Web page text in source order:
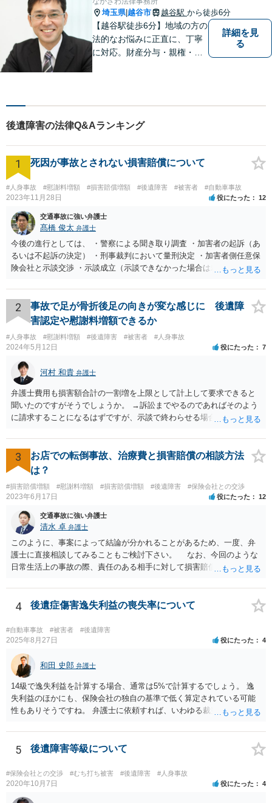
埼玉県|越谷市 越谷駅 から徒歩6分
【越谷駅徒歩6分】地域の方の
法的なお悩みに正直に、丁寧
に対応。財産分与・親権・養
近なお困りごとはお気軽にご
相談ください。
詳細を見
る
後遺障害の法律Q&Aランキング
1 死因が事故とされない損害賠償について
#人身事故 #慰謝料増額 #損害賠償増額 #後遺障害 #被害者 #自動車事故
2023年11月28日 役にたった 12
交通事故に強い弁護士
髙橋 俊太 弁護士
今後の進行としては、 ・警察による聞き取り調査 ・加害者の起訴（あ
るいは不起訴の決定） ・刑事裁判において量刑決定 ・加害者側任意保
険会社と示談交渉 ・示談成立（示談できなかった場合は裁判） となり
加害者に対する処罰感情など尋ねられるはずですので、率直にお答え
になるとよいと思います。
2
事故で足が骨折後足の向きが変な感じに 後遺障
害認定や慰謝料増額できるか
#人身事故 #慰謝料増額 #後遺障害 #被害者 #人身事故
2024年5月12日 役にたった 7
河村 和貴 弁護士
弁護士費用も損害額合計の一割増を上限として計上して要求できると
聞いたのですがそうでしょうか。 →訴訟までやるのであればそのよう
に請求することになるはずですが、示談で終わらせる場合には、そこ
ならほとんど充足できるか多くが返ってくるイメージなので頼むのも
いいかなと思うのですが。 →LAC基準でもそうかもしれませんし、交
通事故事案ではより定額の費用としている法律事務所も多いように思
います。費用面も含めて、弁護士さんを検討してみるとよいかもしれ
ませんね。 かなり具体的な話も多くなっているので、法律事務所に問
い合わせてみるとよいと思います。
3
お店での転倒事故、治療費と損害賠償の相談方法
は？
#損害賠償増額 #慰謝料増額 #損害賠償増額 #後遺障害 #保険会社との交渉
2023年6月17日 役にたった 12
交通事故に強い弁護士
清水 卓 弁護士
このように、事案によって結論が分かれることがあるため、一度、弁
護士に直接相談してみることもご検討下さい。 なお、今回のような
日常生活上の事故の際、責任のある相手に対して損害賠償請求する際
す（ご自宅の火災保険や自動車の任意保険等を確認してみて下さい。
加入したつもりがなくても、確認してみたら付いていたということが
4 後遺症傷害逸失利益の喪失率について
#自動車事故 #被害者 #後遺障害
2025年8月27日 役にたった 4
和田 史郎 弁護士
14級で逸失利益を計算する場合、通常は5%で計算するでしょう。 逸
失利益のほかにも、保険会社の独自の基準で低く算定されている可能
性もありそうですね。 弁護士に依頼すれば、いわゆる裁判基準程度の
5 後遺障害等級について
#保険会社との交渉 #むち打ち被害 #後遺障害 #人身事故
2020年10月7日 役にたった 4